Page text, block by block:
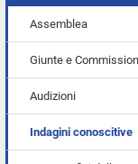
Assemblea
Giunte e
Audizioni
Indagini conoscitive